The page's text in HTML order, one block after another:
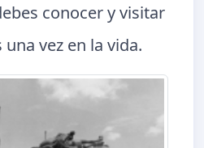
conocer y visitar
vez en la vida.